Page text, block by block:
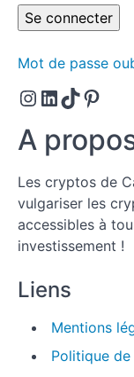
cryptos
analysées.
Checklist
achat.
bonnes cryptos
et les
sur ton outil de
suivi du plan
Ton
plan
d'achat.
Mot de passe
Instagram
LinkedIn
TikTok
A
Les cryptos de
vulgariser les
accessibles à
investissement !
Liens
Mentions
Politique